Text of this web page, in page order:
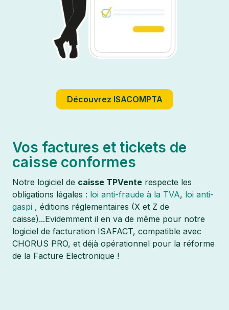
Découvrez ISACOMPTA
Vos factures et tickets de
caisse conformes
Notre logiciel de caisse TPVente respecte les
obligations légales : loi anti-fraude à la TVA, loi anti-
gaspi , éditions réglementaires (X et Z de
caisse)...Evidemment il en va de même pour notre
logiciel de facturation ISAFACT, compatible avec
CHORUS PRO, et déjà opérationnel pour la réforme
de la Facture Electronique !